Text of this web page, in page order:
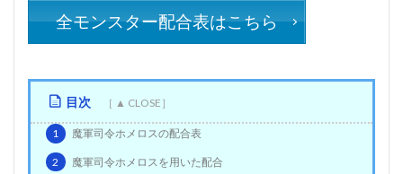
全モンスター配合表はこちら
目次
1 魔軍司令ホメロスの配合表
2 魔軍司令ホメロスを用いた配合